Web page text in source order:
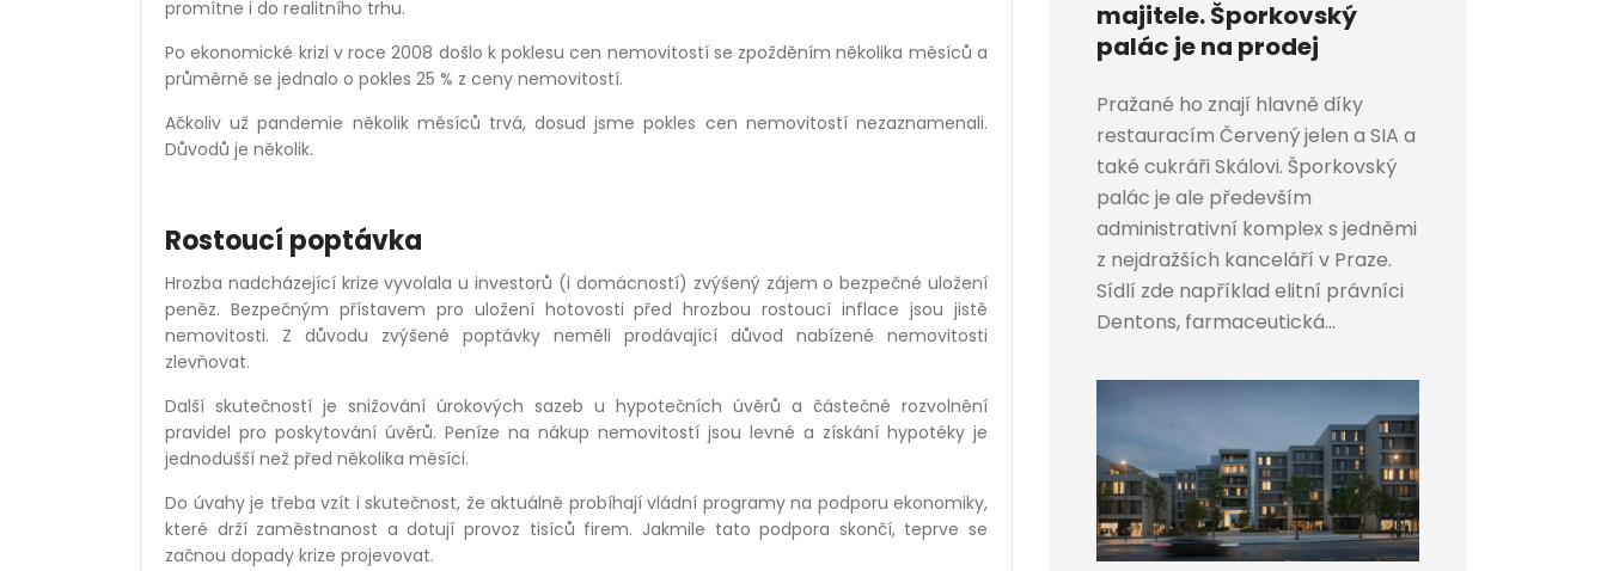
promítne i do realitního trhu.
Po ekonomické krizi v roce 2008 došlo k poklesu cen nemovitostí se zpožděním několika měsíců a
průměrně se jednalo o pokles 25 % z ceny nemovitostí.
Ačkoliv už pandemie několik měsíců trvá, dosud jsme pokles cen nemovitostí nezaznamenali.
Důvodů je několik.
Rostoucí poptávka
Hrozba nadcházející krize vyvolala u investorů (i domácností) zvýšený zájem o bezpečné uložení
peněz. Bezpečným přístavem pro uložení hotovosti před hrozbou rostoucí inflace jsou jistě
nemovitosti. Z důvodu zvýšené poptávky neměli prodávající důvod nabízené nemovitosti
zlevňovat.
Další skutečností je snižování úrokových sazeb u hypotečních úvěrů a částečné rozvolnění
pravidel pro poskytování úvěrů. Peníze na nákup nemovitostí jsou levné a získání hypotéky je
jednodušší než před několika měsíci.
Do úvahy je třeba vzít i skutečnost, že aktuálně probíhají vládní programy na podporu ekonomiky,
které drží zaměstnanost a dotují provoz tisíců firem. Jakmile tato podpora skončí, teprve se
začnou dopady krize projevovat.
majitele. Šporkovský
palác je na prodej
Pražané ho znají hlavně díky
restauracím Červený jelen a SIA a
také cukráři Skálovi. Šporkovský
palác je ale především
administrativní komplex s jedněmi
z nejdražších kanceláří v Praze.
Sídlí zde například elitní právníci
Dentons, farmaceutická...